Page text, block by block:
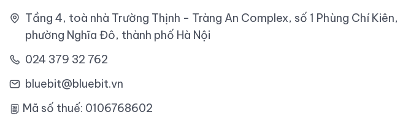
Tầng 4, toà nhà Trường Thịnh - Tràng An Complex, số 1 Phùng Chí Kiên,
phường Nghĩa Đô, thành phố Hà Nội
024 379 32 762
bluebit@bluebit.vn
Mã số thuế: 0106768602